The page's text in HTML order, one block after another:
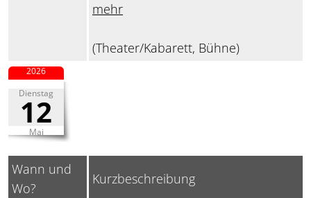
mehr
(Theater/Kabarett, Bühne)
Dienstag
12
Mai
2026
Wann und
Wo?
Kurzbeschreibung